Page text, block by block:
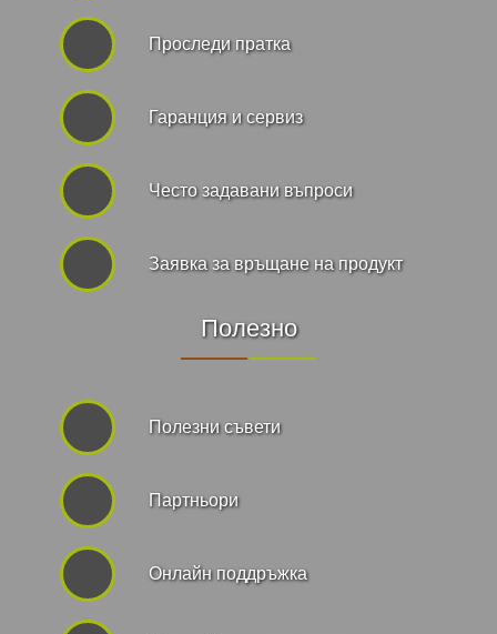
Проследи пратка
Гаранция и сервиз
Често задавани въпроси
Заявка за връщане на продукт
Полезно
Полезни съвети
Партньори
Онлайн поддръжка